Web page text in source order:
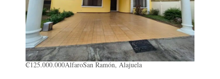
₡125.000.000AlfaroSan Ramón, Alajuela